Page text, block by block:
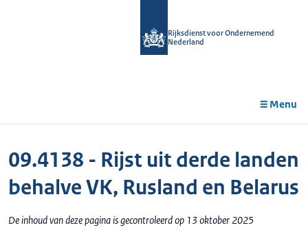
Rijksdienst voor Ondernemend
Nederland
Menu
09.4138 - Rijst uit derde landen
behalve VK, Rusland en Belarus
De inhoud van deze pagina is gecontroleerd op 13 oktober 2025